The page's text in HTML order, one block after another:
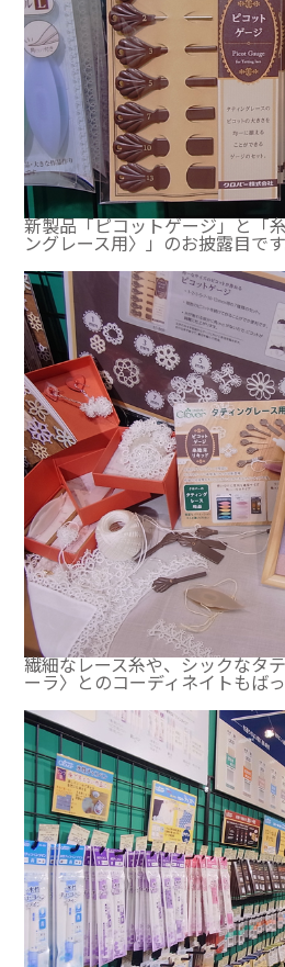
新製品「ピコットゲージ」と「
ングレース用〉」のお披露目です
繊細なレース糸や、シックなタ
ーラ〉とのコーディネイトもば